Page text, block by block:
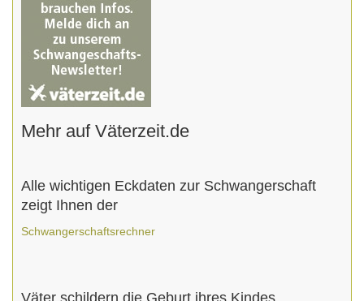
Mehr auf Väterzeit.de
Alle wichtigen Eckdaten zur Schwangerschaft
zeigt Ihnen der
Schwangerschaftsrechner